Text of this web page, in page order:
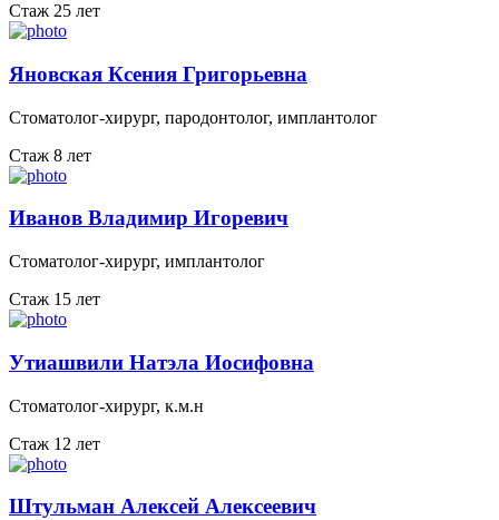
Стаж 25 лет
Яновская Ксения Григорьевна
Стоматолог-хирург, пародонтолог, имплантолог
Стаж 8 лет
Иванов Владимир Игоревич
Стоматолог-хирург, имплантолог
Стаж 15 лет
Утиашвили Натэла Иосифовна
Стоматолог-хирург, к.м.н
Стаж 12 лет
Штульман Алексей Алексеевич